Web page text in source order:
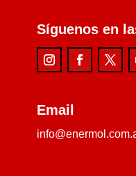
Síguenos en
Email